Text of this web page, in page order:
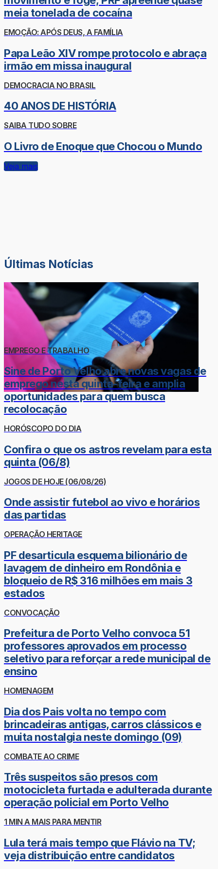
meia tonelada de cocaína
EMOÇÃO: APÓS DEUS, A FAMÍLIA
Papa Leão XIV rompe protocolo e abraça
irmão em missa inaugural
DEMOCRACIA NO BRASIL
40 ANOS DE HISTÓRIA
SAIBA TUDO SOBRE
O Livro de Enoque que Chocou o Mundo
Veja mais
Últimas Notícias
EMPREGO E TRABALHO
Sine de Porto Velho abre novas vagas de
emprego nesta quinta-feira e amplia
oportunidades para quem busca
recolocação
HORÓSCOPO DO DIA
Confira o que os astros revelam para esta
quinta (06/8)
JOGOS DE HOJE (06/08/26)
Onde assistir futebol ao vivo e horários
das partidas
OPERAÇÃO HERITAGE
PF desarticula esquema bilionário de
lavagem de dinheiro em Rondônia e
bloqueio de R$ 316 milhões em mais 3
estados
CONVOCAÇÃO
Prefeitura de Porto Velho convoca 51
professores aprovados em processo
seletivo para reforçar a rede municipal de
ensino
HOMENAGEM
Dia dos Pais volta no tempo com
brincadeiras antigas, carros clássicos e
muita nostalgia neste domingo (09)
COMBATE AO CRIME
Três suspeitos são presos com
motocicleta furtada e adulterada durante
operação policial em Porto Velho
1 MIN A MAIS PARA MENTIR
Lula terá mais tempo que Flávio na TV;
veja distribuição entre candidatos